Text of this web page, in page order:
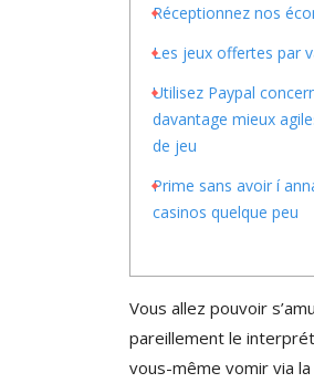
Réceptionnez nos
Les jeux offertes par
Utilisez Paypal
davantage mieux
de jeu
Prime sans avoir í
casinos quelque peu
Vous allez pouvoir
pareillement le
vous-même vomir via